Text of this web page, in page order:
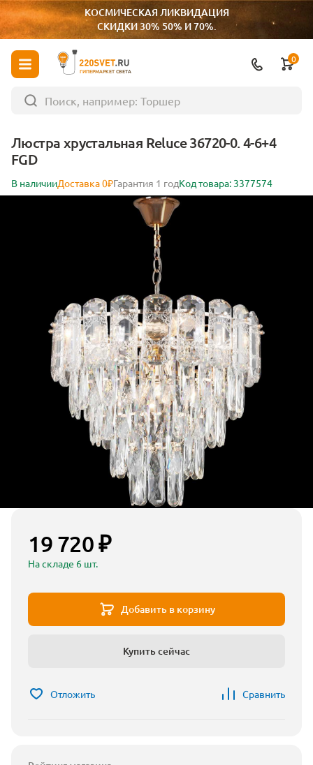
КОСМИЧЕСКАЯ ЛИКВИДАЦИЯ
СКИДКИ 30% 50% И 70%.
ГИПЕРМАРКЕТ СВЕТА
0
Люстра хрустальная Reluce 36720-0. 4-6+4
FGD
В наличииДоставка 0₽Гарантия 1 годКод товара: 3377574
19 720 ₽
На складе 6 шт.
Добавить в корзину
Купить сейчас
Отложить Сравнить